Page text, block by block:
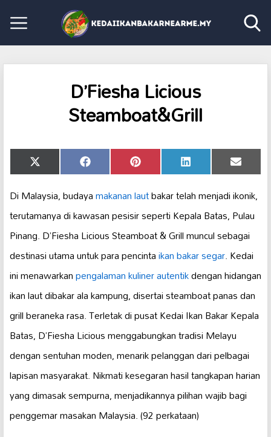
D’Fiesha Licious
Steamboat&Grill
Share
on
X
(Twitter)
Share
on
Facebook Share
on
Pinterest Share
on
LinkedIn Share
on
Email
Di Malaysia, budayamakanan lautbakar telah menjadi ikonik,
terutamanya di kawasan pesisir seperti Kepala Batas, Pulau
Pinang. D’Fiesha Licious Steamboat & Grill muncul sebagai
destinasi utama untuk para pencintaikan bakar segar. Kedai
ini menawarkanpengalaman kuliner autentikdengan hidangan
ikan laut dibakar ala kampung, disertai steamboat panas dan
grill beraneka rasa. Terletak di pusat Kedai Ikan Bakar Kepala
Batas, D’Fiesha Licious menggabungkan tradisi Melayu
dengan sentuhan moden, menarik pelanggan dari pelbagai
lapisan masyarakat. Nikmati kesegaran hasil tangkapan harian
yang dimasak sempurna, menjadikannya pilihan wajib bagi
penggemar masakan Malaysia. (92 perkataan)